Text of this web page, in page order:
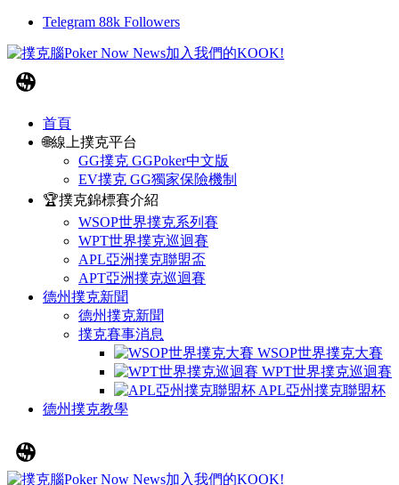
Telegram 88k Followers
首頁
🌐線上撲克平台
GG撲克 GGPoker中文版
EV撲克 GG獨家保險機制
🏆撲克錦標賽介紹
WSOP世界撲克系列賽
WPT世界撲克巡迴賽
APL亞洲撲克聯盟盃
APT亞洲撲克巡迴賽
德州撲克新聞
德州撲克新聞
撲克賽事消息
WSOP世界撲克大賽
WPT世界撲克巡迴賽
APL亞州撲克聯盟杯
德州撲克教學